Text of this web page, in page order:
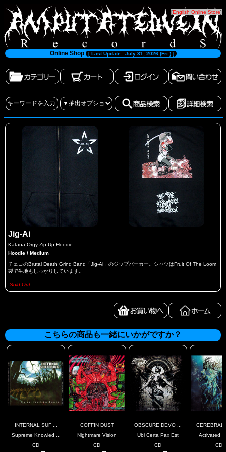
[English Online Store]
Online Shop [ Last Update : July 31, 2026 (Fri.) ]
Jig-Ai
Katana Orgy Zip Up Hoodie
Hoodie / Medium
チェコのBrutal Death Grind Band「Jig-Ai」のジップパーカー。シャツはFruit Of The Loom
製で生地もしっかりしています。
Sold Out
こちらの商品も一緒にいかがですか？
INTERNAL SUF ...
Supreme Knowled ...
CD
COFFIN DUST
Nightmare Vision
CD
OBSCURE DEVO ...
Ubi Certa Pax Est
CD
CEREBRAL
Activated
CD